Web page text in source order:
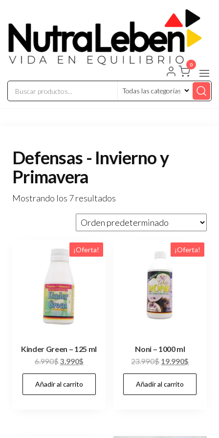
contenido
0
Defensas - Invierno y
Primavera
Mostrando los 7 resultados
¡Oferta!
Kinder Green – 125 ml
6.990$El
precio
original
era:
3.990$El
precio
es:
Añadir al carrito
¡Oferta!
Noni – 1000 ml
23.990$El
precio
original
era:
19.990$
precio
es:
Añadir al carrito